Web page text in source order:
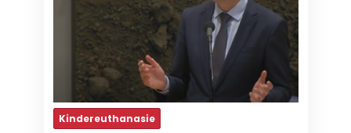
Kindereuthanasie